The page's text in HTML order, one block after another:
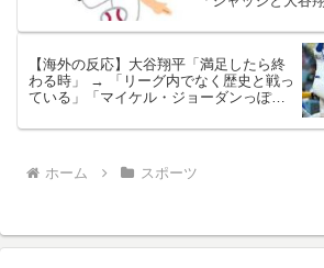
【海外の反応】大谷翔平「満足したら終
わる時」 → 「リーグ内でなく歴史と戦っ
ている」「マイケル・ジョーダンっぽく
ホーム スポーツ